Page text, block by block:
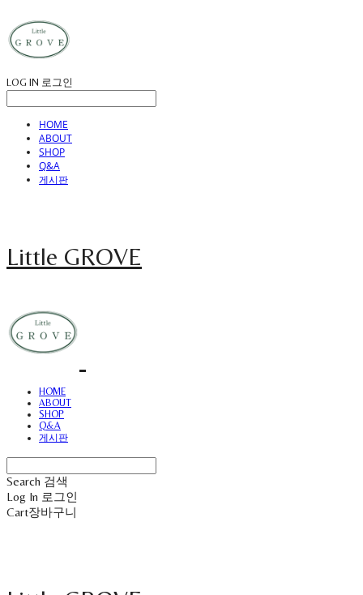
LOG IN 로그인
HOME
ABOUT
SHOP
Q&A
게시판
Little GROVE
HOME
ABOUT
SHOP
Q&A
게시판
Search 검색
Log In 로그인
Cart장바구니